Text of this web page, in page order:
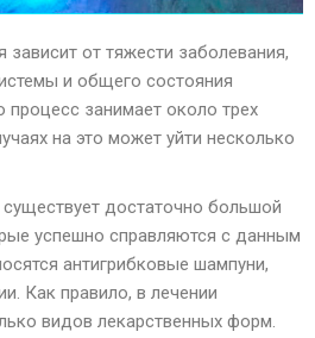
зависит от тяжести заболевания,
и общего состояния
занимает около трех
на это может уйти несколько
достаточно большой
успешно справляются с данным
антигрибковые шампуни,
Как правило, в лечении
видов лекарственных форм.